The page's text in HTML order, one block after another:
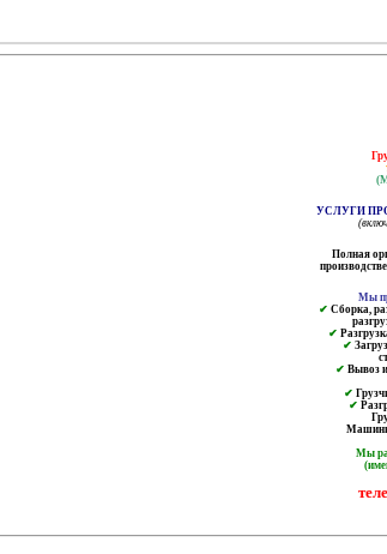
УСЛУГИ
Полная
Мы
✔ Сборка,
✔
✔
✔ Вывоз
✔
✔
Машины
Мы